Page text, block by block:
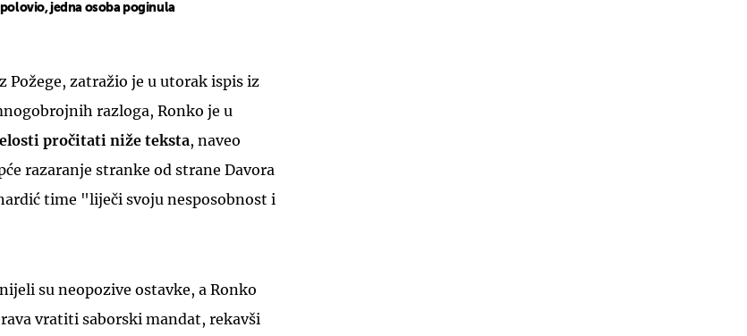
jedna osoba poginula
Požege, zatražio je u utorak ispis iz
razloga, Ronko je u
pročitati niže teksta, naveo
razaranje stranke od strane Davora
time "liječi svoju nesposobnost i
su neopozive ostavke, a Ronko
vratiti saborski mandat, rekavši
UKLJUČITE NOTIFIKACIJE